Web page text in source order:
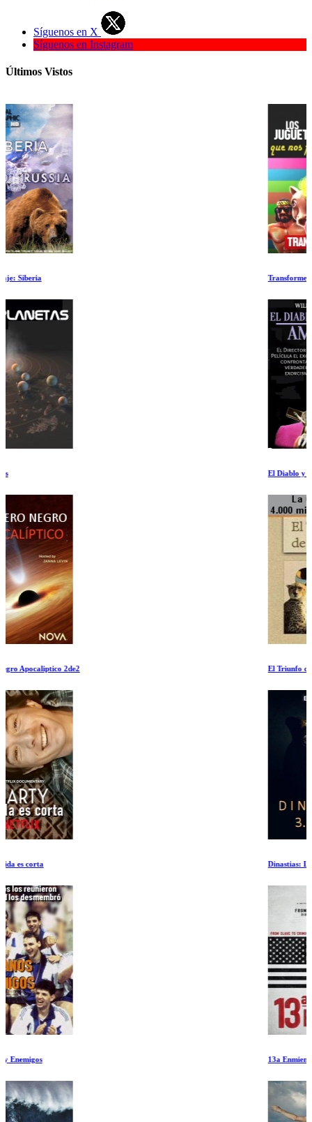
Síguenos en X
Síguenos en Instagram
Últimos Vistos
Transformers
El Triunfo de la Vida: La Guerra de 4.000 millones de años
Dinastias: Leones
13a Enmienda